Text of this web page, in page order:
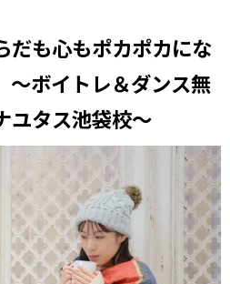
も心もポカポカにな
ボイトレ＆ダンス無
タス池袋校～